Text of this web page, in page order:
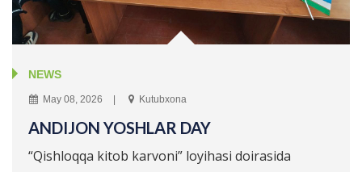
NEWS
May 08, 2026 Kutubxona
ANDIJON YOSHLAR DAY
“Qishloqqa kitob karvoni” loyihasi doirasida